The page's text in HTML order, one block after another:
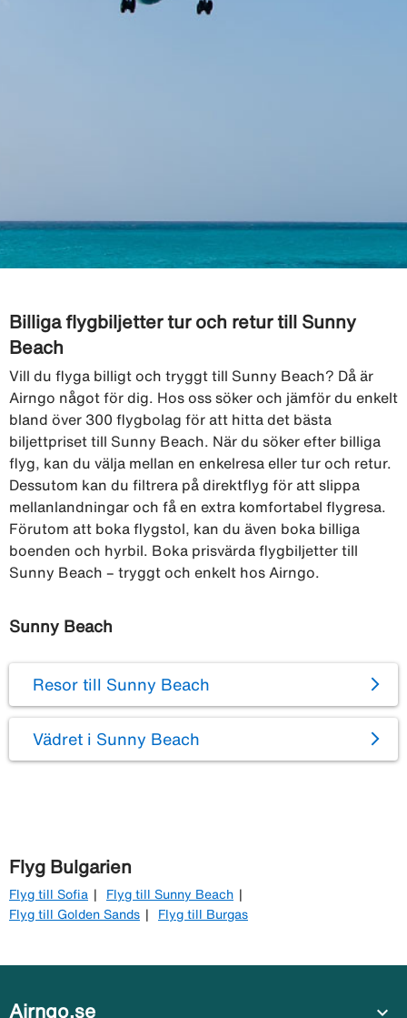
Billiga flygbiljetter tur och retur till Sunny
Beach
Vill du flyga billigt och tryggt till Sunny Beach? Då är
Airngo något för dig. Hos oss söker och jämför du enkelt
bland över 300 flygbolag för att hitta det bästa
biljettpriset till Sunny Beach. När du söker efter billiga
flyg, kan du välja mellan en enkelresa eller tur och retur.
Dessutom kan du filtrera på direktflyg för att slippa
mellanlandningar och få en extra komfortabel flygresa.
Förutom att boka flygstol, kan du även boka billiga
boenden och hyrbil. Boka prisvärda flygbiljetter till
Sunny Beach – tryggt och enkelt hos Airngo.
Sunny Beach
Resor till Sunny Beach
Vädret i Sunny Beach
Flyg Bulgarien
Flyg till Sofia
Flyg till Sunny Beach
Flyg till Golden Sands
Flyg till Burgas
Airngo.se expand_more